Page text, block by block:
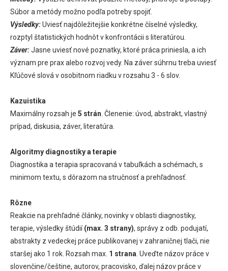
Súbor a metódy možno podľa potreby spojiť.
Výsledky:Uviesť najdôležitejšie konkrétne číselné výsledky,
rozptyl štatistických hodnôt v konfrontácii s literatúrou.
Záver:Jasne uviesť nové poznatky, ktoré práca priniesla, a ich
význam pre prax alebo rozvoj vedy. Na záver súhrnu treba uviesť
Kľúčové slová v osobitnom riadku v rozsahu 3 - 6 slov.
Kazuistika
Maximálny rozsah je 5 strán . Členenie: úvod, abstrakt, vlastný
prípad, diskusia, záver, literatúra.
Algoritmy diagnostiky a terapie
Diagnostika a terapia spracovaná v tabuľkách a schémach, s
minimom textu, s dôrazom na stručnosť a prehľadnosť.
Rôzne
Reakcie na prehľadné články, novinky v oblasti diagnostiky,
terapie, výsledky štúdií(max. 3 strany), správy z odb. podujatí,
abstrakty z vedeckej práce publikovanej v zahraničnej tlači, nie
staršej ako 1 rok. Rozsah max. 1 strana . Uveďte názov práce v
slovenčine/češtine, autorov, pracovisko, ďalej názov práce v